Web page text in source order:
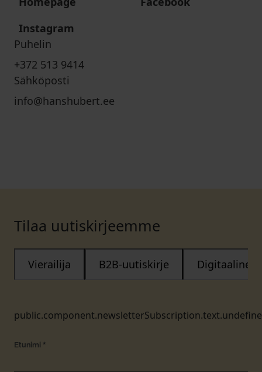
Instagram
Puhelin
+372 513 9414
Sähköposti
info@hanshubert.ee
Tilaa uutiskirjeemme
Vierailija B2B-uutiskirje Digitaalinen
Etunimi *